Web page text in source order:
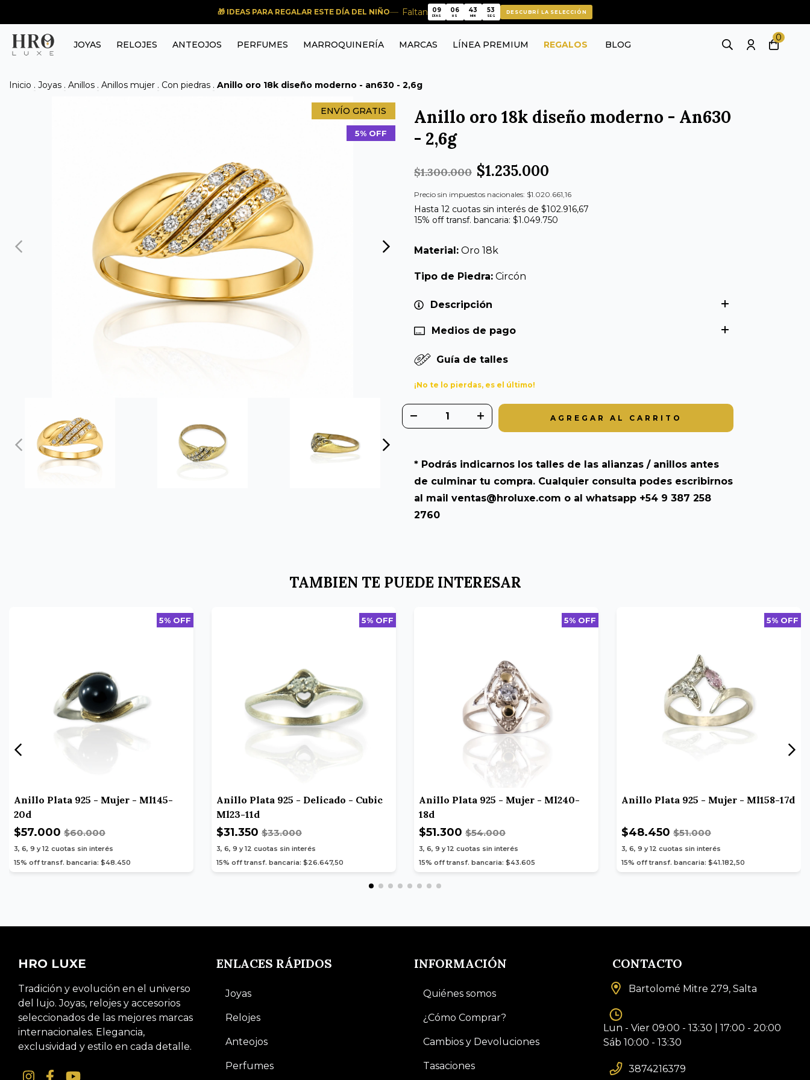
🎁 IDEAS PARA REGALAR ESTE DÍA DEL NIÑO Faltan
09
09
DÍAS
06
06
HS
43
43
MIN
52
52
SEG
DESCUBRÍ LA SELECCIÓN
JOYAS RELOJES ANTEOJOS PERFUMES MARROQUINERÍA MARCAS LÍNEA PREMIUM REGALOS BLOG
0
Inicio . Joyas . Anillos . Anillos mujer . Con piedras . Anillo oro 18k diseño moderno - an630 - 2,6g
ENVÍO GRATIS
5% OFF
Anillo oro 18k diseño moderno - An630
- 2,6g
$1.300.000 $1.235.000
Precio sin impuestos nacionales: $1.020.661,16
Hasta 12 cuotas sin interés de $102.916,67
15% off transf. bancaria: $1.049.750
Material: Oro 18k
Tipo de Piedra: Circón
Descripción
Medios de pago
Guía de talles
¡No te lo pierdas, es el último!
* Podrás indicarnos los talles de las alianzas / anillos antes
de culminar tu compra. Cualquier consulta podes escribirnos
al mail ventas@hroluxe.com o al whatsapp +54 9 387 258
2760
TAMBIEN TE PUEDE INTERESAR
5% OFF
Anillo Plata 925 - Mujer - Ml145-
20d
$57.000 $60.000
3, 6, 9 y 12 cuotas sin interés
15% off transf. bancaria: $48.450
5% OFF
Anillo Plata 925 - Delicado - Cubic
Ml23-11d
$31.350 $33.000
3, 6, 9 y 12 cuotas sin interés
15% off transf. bancaria: $26.647,50
5% OFF
Anillo Plata 925 - Mujer - Ml240-
18d
$51.300 $54.000
3, 6, 9 y 12 cuotas sin interés
15% off transf. bancaria: $43.605
5% OFF
Anillo Plata 925 - Mujer - Ml158-17d
$48.450 $51.000
3, 6, 9 y 12 cuotas sin interés
15% off transf. bancaria: $41.182,50
HRO LUXE
Tradición y evolución en el universo
del lujo. Joyas, relojes y accesorios
seleccionados de las mejores marcas
internacionales. Elegancia,
exclusividad y estilo en cada detalle.
ENLACES RÁPIDOS
Joyas
Relojes
Anteojos
Perfumes
INFORMACIÓN
Quiénes somos
¿Cómo Comprar?
Cambios y Devoluciones
Tasaciones
CONTACTO
Bartolomé Mitre 279, Salta
Lun - Vier 09:00 - 13:30 | 17:00 - 20:00
Sáb 10:00 - 13:30
3874216379